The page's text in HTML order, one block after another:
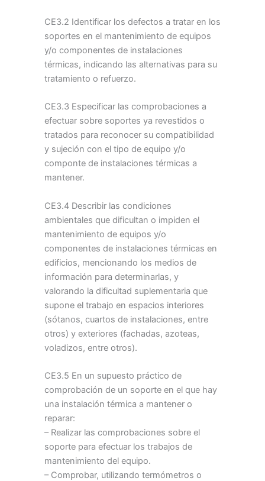
CE3.2 Identificar los defectos a tratar en los
soportes en el mantenimiento de equipos
y/o componentes de instalaciones
térmicas, indicando las alternativas para su
tratamiento o refuerzo.
CE3.3 Especificar las comprobaciones a
efectuar sobre soportes ya revestidos o
tratados para reconocer su compatibilidad
y sujeción con el tipo de equipo y/o
componte de instalaciones térmicas a
mantener.
CE3.4 Describir las condiciones
ambientales que dificultan o impiden el
mantenimiento de equipos y/o
componentes de instalaciones térmicas en
edificios, mencionando los medios de
información para determinarlas, y
valorando la dificultad suplementaria que
supone el trabajo en espacios interiores
(sótanos, cuartos de instalaciones, entre
otros) y exteriores (fachadas, azoteas,
voladizos, entre otros).
CE3.5 En un supuesto práctico de
comprobación de un soporte en el que hay
una instalación térmica a mantener o
reparar:
– Realizar las comprobaciones sobre el
soporte para efectuar los trabajos de
mantenimiento del equipo.
– Comprobar, utilizando termómetros o